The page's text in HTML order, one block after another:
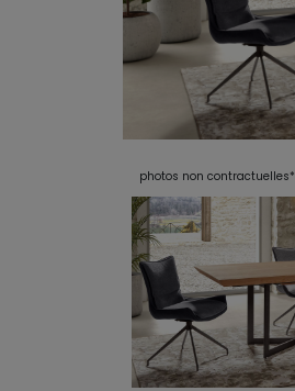
photos non contractuelles*